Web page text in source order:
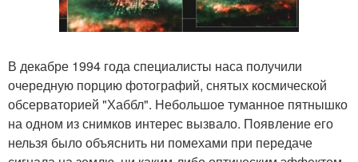
В декабре 1994 года специалисты наса получили
очередную порцию фотографий, снятых космической
обсерваторией "Хаббл". Небольшое туманное пятнышко
на одном из снимков интерес вызвало. Появление его
нельзя было объяснить ни помехами при передаче